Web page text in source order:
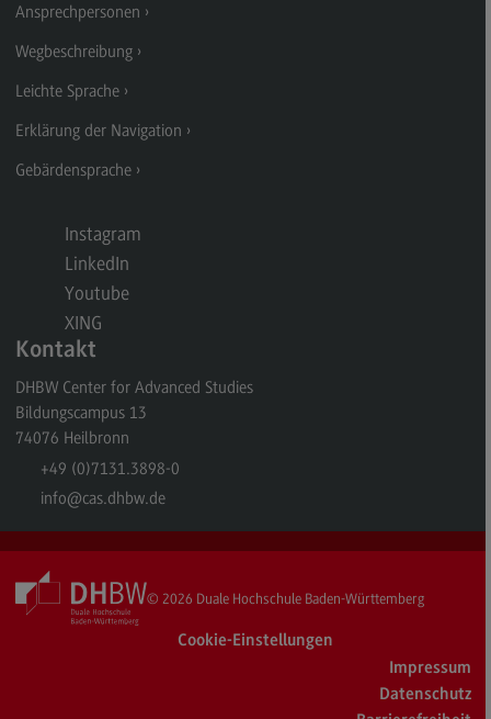
Finance
Finance
Modulangebot
Berufsperspektiven
Kontakt
General Business Management
Modulangebot
Berufsperspektiven
Kontakt
Governance Sozialer Arbeit
Governance Sozialer Arbeit
Modulangebot
Berufsperspektiven
Kontakt
Informatik
Ansprechpersonen
Wegbeschreibung
Leichte Sprache
Erklärung der Navigation
Gebärdensprache
Instagram
LinkedIn
Youtube
XING
Kontakt
DHBW Center for Advanced Studies
Bildungscampus 13
74076 Heilbronn
+49 (0)7131.3898-0
info@cas.dhbw.de
© 2026 Duale Hochschule Baden-Württemberg
Cookie-Einstellungen
Impressum
Datenschutz